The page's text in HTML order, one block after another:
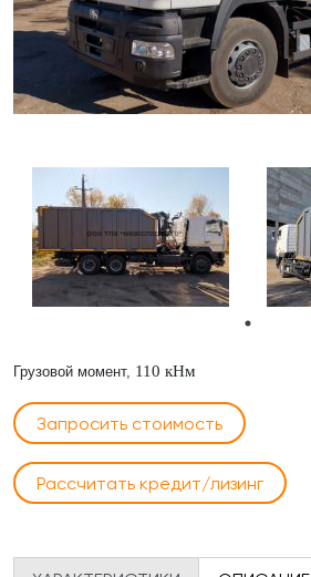
Грузовой момент, 110 кНм
Запросить стоимость
Рассчитать кредит/лизинг